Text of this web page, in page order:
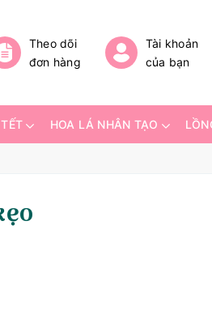
Theo dõi
đơn hàng
Tài khoản
của bạn
TẾT HOA LÁ NHÂN TẠO